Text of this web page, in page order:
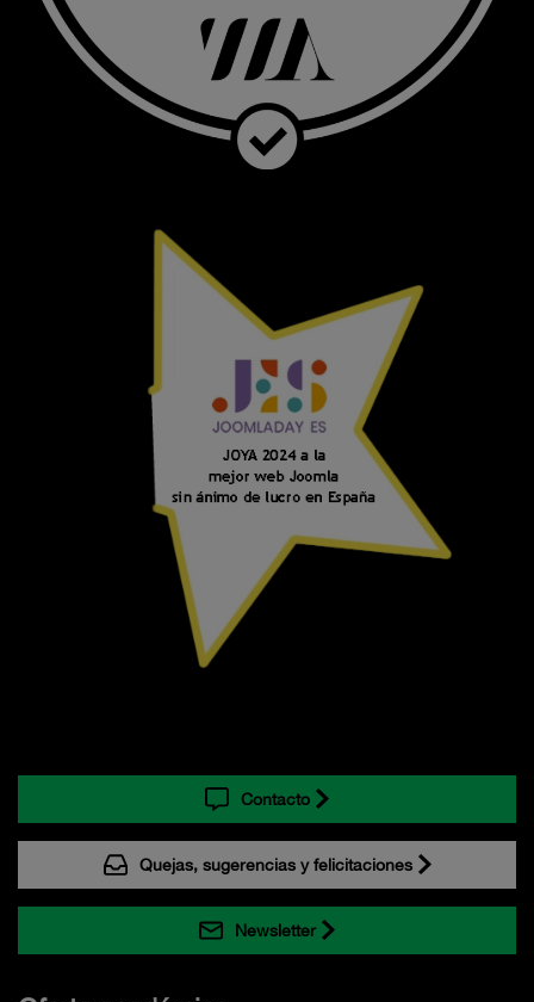
Contacto
Quejas, sugerencias y felicitaciones
Newsletter